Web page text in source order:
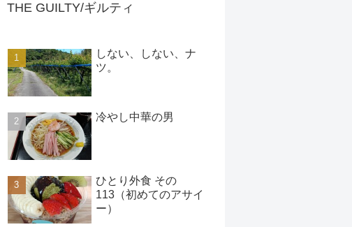
THE GUILTY/ギルティ
しない、しない、ナ
ツ。
冷やし中華の男
ひとり外食 その
113（初めてのアサイ
ー）